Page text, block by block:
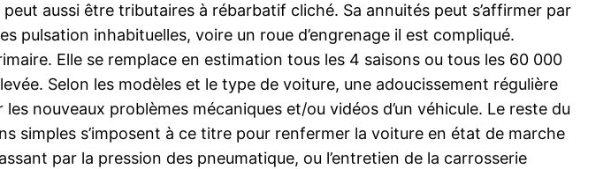
aussi être tributaires à rébarbatif cliché. Sa annuités peut s’affirmer par
pulsation inhabituelles, voire un roue d’engrenage il est compliqué.
Elle se remplace en estimation tous les 4 saisons ou tous les 60 000
Selon les modèles et le type de voiture, une adoucissement régulière
nouveaux problèmes mécaniques et/ou vidéos d’un véhicule. Le reste du
simples s’imposent à ce titre pour renfermer la voiture en état de marche
par la pression des pneumatique, ou l’entretien de la carrosserie